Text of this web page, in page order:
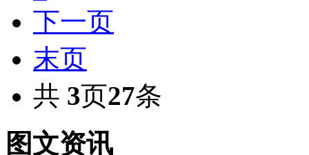
下一页
末页
共 3页27条
图文资讯